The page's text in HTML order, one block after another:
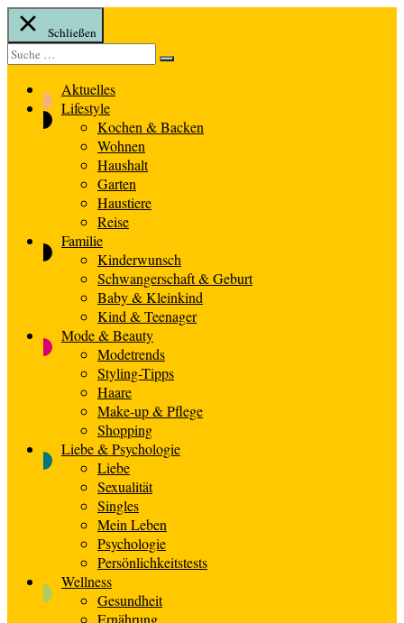
Schließen
Suche
nach:
Suche
Aktuelles
Lifestyle
Kochen & Backen
Wohnen
Haushalt
Garten
Haustiere
Reise
Familie
Kinderwunsch
Schwangerschaft & Geburt
Baby & Kleinkind
Kind & Teenager
Mode & Beauty
Modetrends
Styling-Tipps
Haare
Make-up & Pflege
Shopping
Liebe & Psychologie
Liebe
Sexualität
Singles
Mein Leben
Psychologie
Persönlichkeitstests
Wellness
Gesundheit
Ernährung